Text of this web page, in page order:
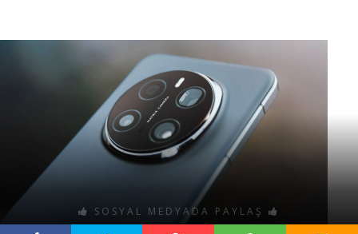
SOSYAL MEDYADA PAYLAŞ